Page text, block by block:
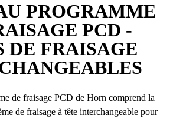
PROGRAMME
PCD -
DE FRAISAGE
de fraisage PCD de Horn comprend la
de fraisage à tête interchangeable pour